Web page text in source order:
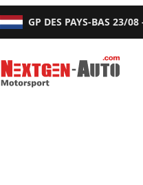
GP DES PAYS-BAS 23/08
Nextgen-Auto.com